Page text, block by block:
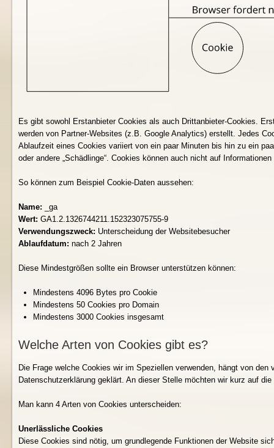
Es gibt sowohl Erstanbieter Cookies als auch Drittanbieter-Cookies.
werden von Partner-Websites (z.B. Google Analytics) erstellt. Jedes
Ablaufzeit eines Cookies variiert von ein paar Minuten bis hin zu ein
oder andere „Schädlinge“. Cookies können auch nicht auf
So können zum Beispiel Cookie-Daten aussehen:
Name: _ga
Wert: GA1.2.1326744211.152323075755-9
Verwendungszweck: Unterscheidung der Websitebesucher
Ablaufdatum: nach 2 Jahren
Diese Mindestgrößen sollte ein Browser unterstützen können:
Mindestens 4096 Bytes pro Cookie
Mindestens 50 Cookies pro Domain
Mindestens 3000 Cookies insgesamt
Welche Arten von Cookies gibt es?
Die Frage welche Cookies wir im Speziellen verwenden, hängt von
Datenschutzerklärung geklärt. An dieser Stelle möchten wir kurz auf
Man kann 4 Arten von Cookies unterscheiden:
Unerlässliche Cookies
Diese Cookies sind nötig, um grundlegende Funktionen der Website